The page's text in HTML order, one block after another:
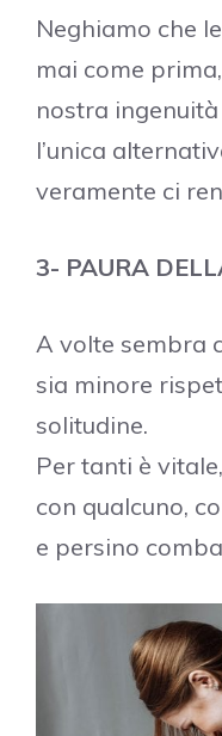
Neghiamo che
mai come
nostra
l’unica
veramente ci
3- PAURA
A volte sembra
sia minore
solitudine.
Per tanti è
con qualcuno,
e persino